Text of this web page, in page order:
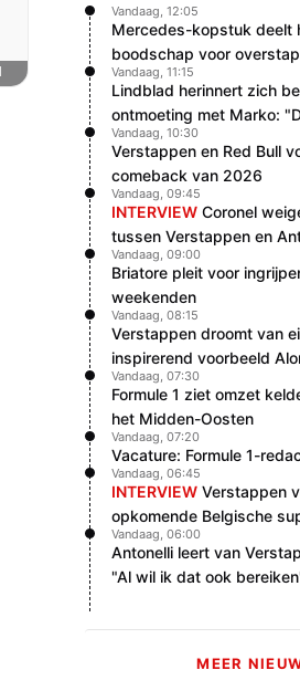
Mercedes-kopstuk deelt
boodschap voor
Vandaag, 12:05
Lindblad herinnert zich
ontmoeting met Marko:
begonnen"
Vandaag, 11:15
Verstappen en Red Bull
comeback van 2026
Vandaag, 10:30
INTERVIEW Coronel
tussen Verstappen en
dat niveau"
Vandaag, 09:45
Briatore pleit voor
weekenden
Vandaag, 09:00
Verstappen droomt van
inspirerend voorbeeld
Vandaag, 08:15
Formule 1 ziet omzet
het Midden-Oosten
Vandaag, 07:30
Vacature: Formule 1-
Vandaag, 07:20
INTERVIEW Verstappen
opkomende Belgische
Vandaag, 06:45
Antonelli leert van
"Al wil ik dat ook
Vandaag, 06:00
MEER